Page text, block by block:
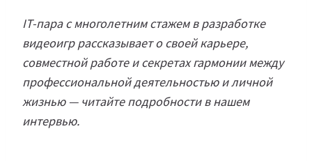
IT-пара с многолетним стажем в разработке
видеоигр рассказывает о своей карьере,
совместной работе и секретах гармонии между
профессиональной деятельностью и личной
жизнью — читайте подробности в нашем
интервью.